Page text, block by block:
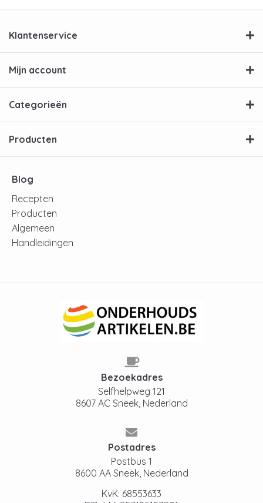
Klantenservice
Mijn account
Categorieën
Producten
Blog
Recepten
Producten
Algemeen
Handleidingen
Bezoekadres
Selfhelpweg 121
8607 AC Sneek, Nederland
Postadres
Postbus 1
8600 AA Sneek, Nederland
KvK: 68553633